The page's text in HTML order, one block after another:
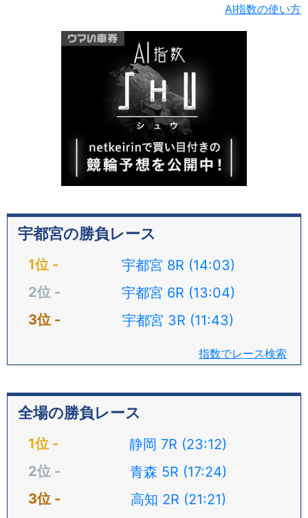
AI指数の使い方
宇都宮の勝負レース
宇都宮 8R (14:03)
宇都宮 6R (13:04)
宇都宮 3R (11:43)
指数でレース検索
全場の勝負レース
静岡 7R (23:12)
青森 5R (17:24)
高知 2R (21:21)